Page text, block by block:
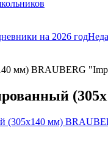
на 2026 год
мм) BRAUBERG